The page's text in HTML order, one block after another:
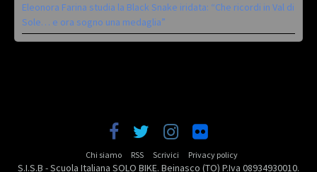
Eleonora Farina studia la Black Snake iridata: “Che ricordi in Val di
Sole… e ora sogno una medaglia”
Chi siamo RSS Scrivici Privacy policy
S.I.S.B - Scuola Italiana SOLO BIKE. Beinasco (TO) P.Iva 08934930010.